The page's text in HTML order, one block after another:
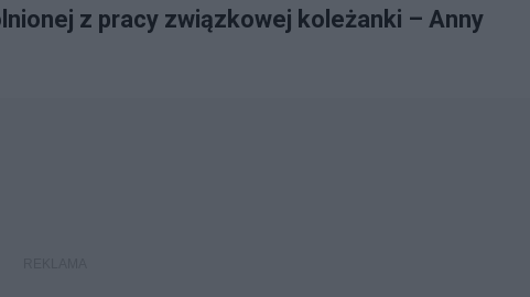
z pracy związkowej koleżanki – Anny